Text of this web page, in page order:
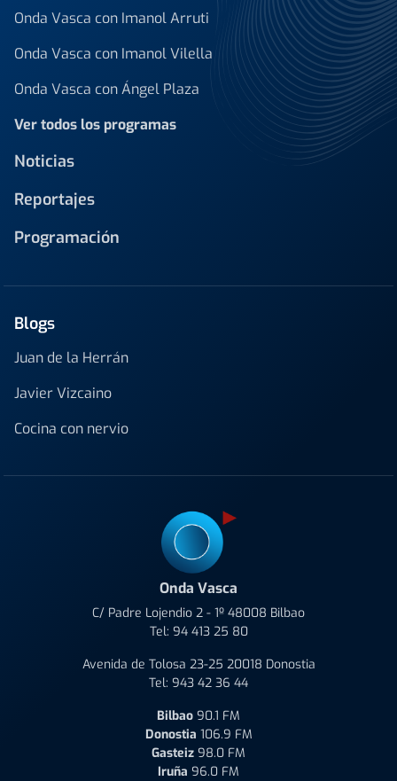
Onda Vasca con Imanol Arruti
Onda Vasca con Imanol Vilella
Onda Vasca con Ángel Plaza
Ver todos los programas
Noticias
Reportajes
Programación
Blogs
Juan de la Herrán
Javier Vizcaino
Cocina con nervio
Onda Vasca
C/ Padre Lojendio 2 - 1º 48008 Bilbao
Tel: 94 413 25 80
Avenida de Tolosa 23-25 20018 Donostia
Tel: 943 42 36 44
Bilbao 90.1 FM
Donostia 106.9 FM
Gasteiz 98.0 FM
Iruña 96.0 FM